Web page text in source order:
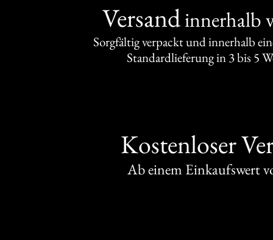
Versandinnerhalb
Sorgfältig verpackt und innerhalb
Standardlieferung in 3 bis 5
Kostenloser
Ab einem Einkaufswert